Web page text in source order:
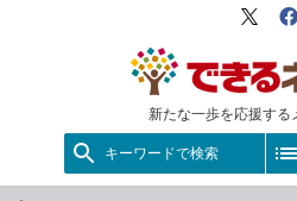
新たな一歩を応援する
X（旧
キーワードで検索